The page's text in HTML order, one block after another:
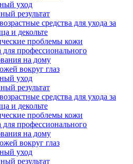
уход
результат
средства для ухода за
и декольте
проблемы кожи
для профессионального
на дому
вокруг глаз
уход
результат
средства для ухода за
и декольте
проблемы кожи
для профессионального
на дому
вокруг глаз
уход
результат